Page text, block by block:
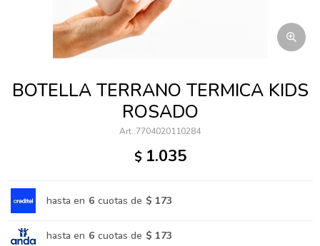
BOTELLA TERRANO TERMICA KIDS
ROSADO
7704020110284
$ 1.035
hasta en 6 cuotas de $ 173
hasta en 6 cuotas de $ 173